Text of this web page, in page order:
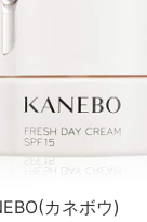
カネボウ)